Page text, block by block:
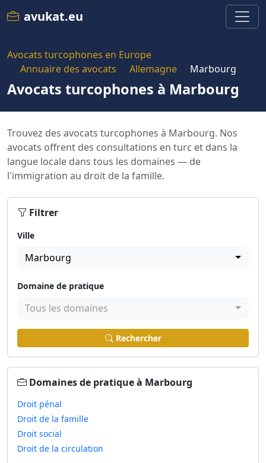
avukat.eu
Avocats turcophones en Europe
Annuaire des avocats
Allemagne Marbourg
Avocats turcophones à Marbourg
Trouvez des avocats turcophones à Marbourg. Nos
avocats offrent des consultations en turc et dans la
langue locale dans tous les domaines — de
l'immigration au droit de la famille.
Filtrer
Ville
Marbourg
Domaine de pratique
Tous les domaines
Rechercher
Domaines de pratique à Marbourg
Droit pénal
Droit de la famille
Droit social
Droit de la circulation